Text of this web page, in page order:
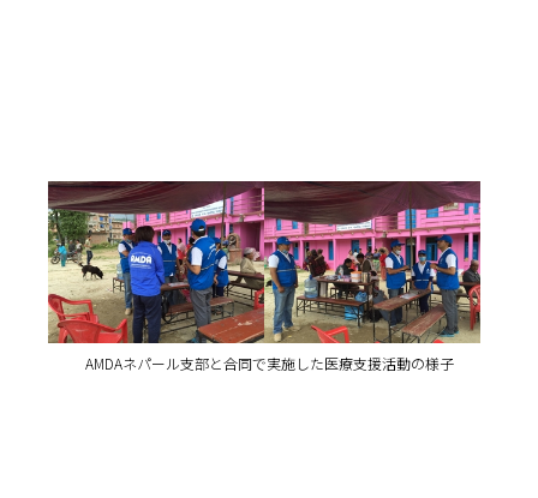
AMDAネパール支部と合同で実施した医療支援活動の様子